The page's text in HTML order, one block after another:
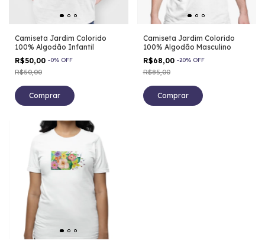
Camiseta Jardim Colorido
100% Algodão Infantil
R$50,00 -0% OFF
R$50,00
Comprar
Camiseta Jardim Colorido
100% Algodão Masculino
R$68,00 -20% OFF
R$85,00
Comprar